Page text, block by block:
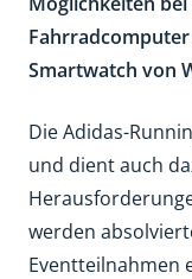
Fahrradcomputer
Smartwatch von
Die Adidas-
und dient auch
werden
Eventteilnahmen